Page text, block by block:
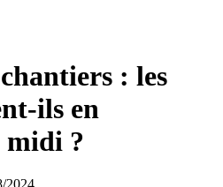
: les
ils en
midi ?